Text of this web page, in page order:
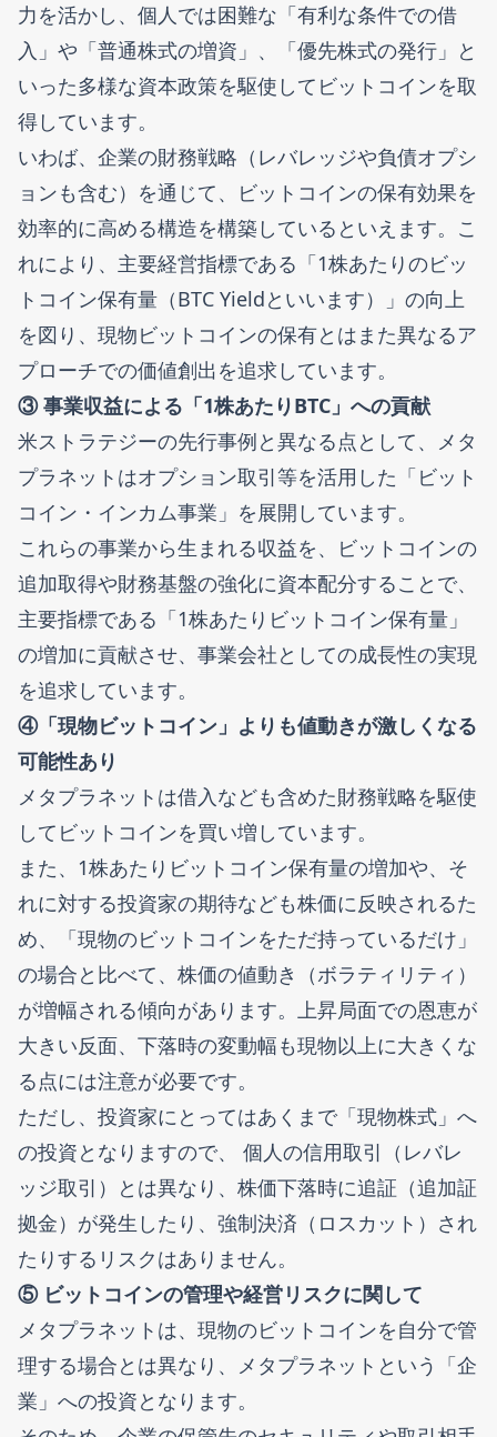
力を活かし、個人では困難な「有利な条件での借
入」や「普通株式の増資」、「優先株式の発行」と
いった多様な資本政策を駆使してビットコインを取
得しています。
いわば、企業の財務戦略（レバレッジや負債オプシ
ョンも含む）を通じて、ビットコインの保有効果を
効率的に高める構造を構築しているといえます。こ
れにより、主要経営指標である「1株あたりのビッ
トコイン保有量（BTC Yieldといいます）」の向上
を図り、現物ビットコインの保有とはまた異なるア
プローチでの価値創出を追求しています。
③ 事業収益による「1株あたりBTC」への貢献
米ストラテジーの先行事例と異なる点として、メタ
プラネットはオプション取引等を活用した「ビット
コイン・インカム事業」を展開しています。
これらの事業から生まれる収益を、ビットコインの
追加取得や財務基盤の強化に資本配分することで、
主要指標である「1株あたりビットコイン保有量」
の増加に貢献させ、事業会社としての成長性の実現
を追求しています。
④「現物ビットコイン」よりも値動きが激しくなる
可能性あり
メタプラネットは借入なども含めた財務戦略を駆使
してビットコインを買い増しています。
また、1株あたりビットコイン保有量の増加や、そ
れに対する投資家の期待なども株価に反映されるた
め、「現物のビットコインをただ持っているだけ」
の場合と比べて、株価の値動き（ボラティリティ）
が増幅される傾向があります。上昇局面での恩恵が
大きい反面、下落時の変動幅も現物以上に大きくな
る点には注意が必要です。
ただし、投資家にとってはあくまで「現物株式」へ
の投資となりますので、 個人の信用取引（レバレ
ッジ取引）とは異なり、株価下落時に追証（追加証
拠金）が発生したり、強制決済（ロスカット）され
たりするリスクはありません。
⑤ ビットコインの管理や経営リスクに関して
メタプラネットは、現物のビットコインを自分で管
理する場合とは異なり、メタプラネットという「企
業」への投資となります。